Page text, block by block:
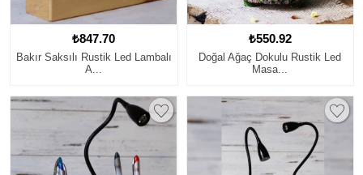
₺847.70
Bakır Saksılı Rustik Led Lambalı
A...
₺550.92
Doğal Ağaç Dokulu Rustik Led
Masa...